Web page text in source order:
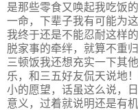
是那些零食又唤起我吃饭
一命，下辈子我有可能为
我终于还是不能忍耐这样
脱家事的牵绊，就算不重
三顿饭我还想充实一下其
乐，和三五好友侃天说地
小的愿望，话虽这么说，
意义，过着就说明还是有